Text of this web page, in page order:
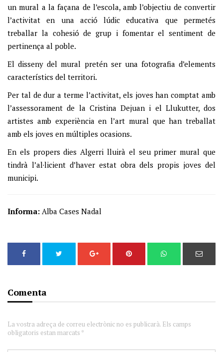
un mural a la façana de l’escola, amb l’objectiu de convertir
l’activitat en una acció lúdic educativa que permetés
treballar la cohesió de grup i fomentar el sentiment de
pertinença al poble.
El disseny del mural pretén ser una fotografia d’elements
característics del territori.
Per tal de dur a terme l’activitat, els joves han comptat amb
l’assessorament de la Cristina Dejuan i el Llukutter, dos
artistes amb experiència en l’art mural que han treballat
amb els joves en múltiples ocasions.
En els propers dies Algerri lluirà el seu primer mural que
tindrà l’al·licient d’haver estat obra dels propis joves del
municipi.
Informa: Alba Cases Nadal
Comenta
La vostra adreça de correu electrònic no es publicarà. Els camps
obligatoris estan marcats *